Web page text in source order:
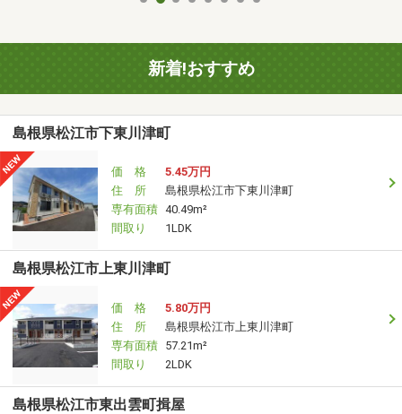
新着!おすすめ
島根県松江市下東川津町
価 格
5.45万円
住 所
島根県松江市下東川津町
専有面積 40.49m²
間取り
1LDK
島根県松江市上東川津町
価 格
5.80万円
住 所
島根県松江市上東川津町
専有面積 57.21m²
間取り
2LDK
島根県松江市東出雲町揖屋